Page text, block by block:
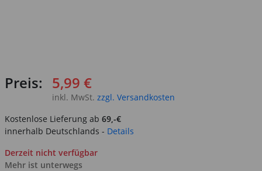
Preis: 5,99 €
inkl. MwSt. zzgl. Versandkosten
Kostenlose Lieferung ab 69,-€
innerhalb Deutschlands - Details
Derzeit nicht verfügbar
Mehr ist unterwegs